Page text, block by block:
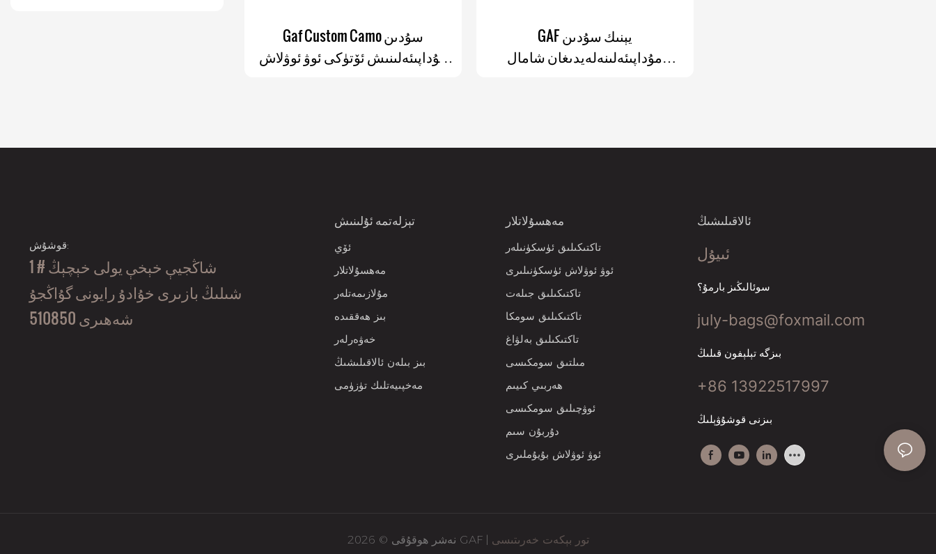
Gaf Custom Camo سۇدىن
مۇداپىئەلىنىش ئۆتۈكى ئوۋ ئوۋلاش
GAF يېنىك سۇدىن
مۇداپىئەلىنەلەيدىغان شامال
قوشۇش:
1 # شاڭجيې خېخې يولى خېچېڭ
شىلىڭ بازىرى خۇادۇ رايونى گۇاڭجۇ
شەھىرى 510850
تېزلەتمە ئۇلىنىش
ئۆي
مەھسۇلاتلار
مۇلازىمەتلەر
بىز ھەققىدە
خەۋەرلەر
بىز بىلەن ئالاقىلىشىڭ
مەخپىيەتلىك تۈزۈمى
مەھسۇلاتلار
تاكتىكىلىق ئۈسكۈنىلەر
ئوۋ ئوۋلاش ئۈسكۈنىلىرى
تاكتىكىلىق جىلەت
تاكتىكىلىق سومكا
تاكتىكىلىق بەلۋاغ
مىلتىق سومكىسى
ھەربىي كىيىم
ئوۋچىلىق سومكىسى
دۇربۇن سىم
ئوۋ ئوۋلاش بۇيۇملىرى
ئالاقىلىشىڭ
ئىيۇل
سوئالىڭىز بارمۇ؟
july-bags@foxmail.com
بىزگە تېلېفون قىلىڭ
+86 13922517997
بىزنى قوشۇۋېلىڭ
نەشر ھوقۇقى © 2026 GAF | تور بېكەت خەرىتىسى